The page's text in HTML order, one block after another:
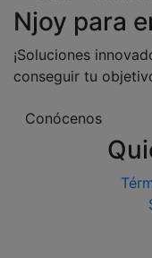
Njoy para
¡Soluciones
conseguir tu
Conócenos